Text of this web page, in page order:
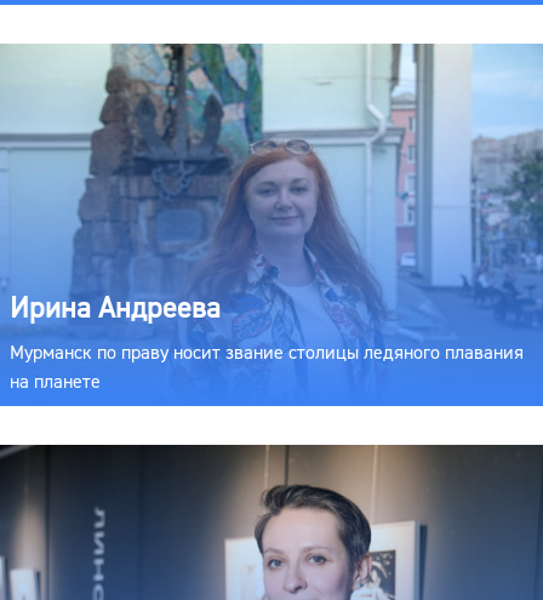
Ирина Андреева
Мурманск по праву носит звание столицы ледяного плавания
на планете